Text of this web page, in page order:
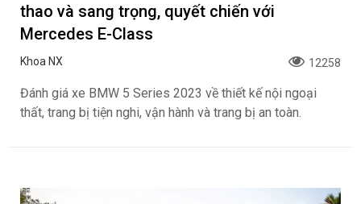
thao và sang trọng, quyết chiến với
Mercedes E-Class
Khoa NX 12258
Đánh giá xe BMW 5 Series 2023 về thiết kế nội ngoại
thất, trang bị tiện nghi, vận hành và trang bị an toàn.